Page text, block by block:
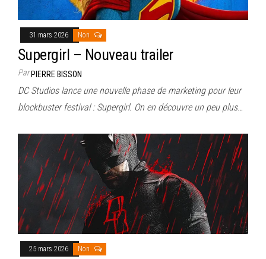
31 mars 2026 Non
Supergirl – Nouveau trailer
ParPIERRE BISSON
DC Studios lance une nouvelle phase de marketing pour leur
blockbuster festival : Supergirl. On en découvre un peu plus…
25 mars 2026 Non